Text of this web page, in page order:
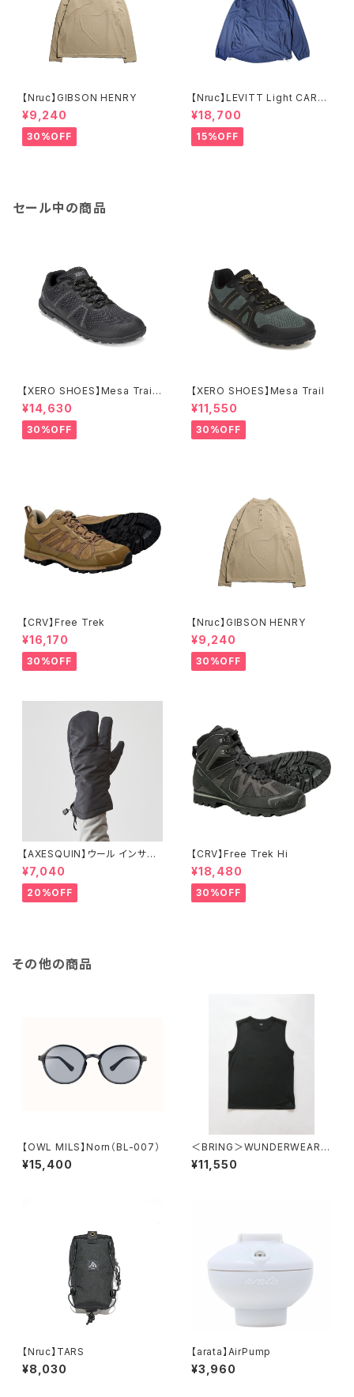
【Nruc】GIBSON HENRY
¥9,240
30%OFF
【Nruc】LEVITT Light CARDI
GAN
¥18,700
15%OFF
セール中の商品
【XERO SHOES】Mesa Trail
WP (ブラック)
¥14,630
30%OFF
【XERO SHOES】Mesa Trail
¥11,550
30%OFF
【CRV】Free Trek
¥16,170
30%OFF
【Nruc】GIBSON HENRY
¥9,240
30%OFF
【AXESQUIN】ウール インサレ
ーション トリガー ミトン
¥7,040
20%OFF
【CRV】Free Trek Hi
¥18,480
30%OFF
その他の商品
【OWL MILS】Norn（BL-007）
¥15,400
＜BRING＞WUNDERWEAR S
leeveless
¥11,550
【Nruc】TARS
¥8,030
【arata】AirPump
¥3,960